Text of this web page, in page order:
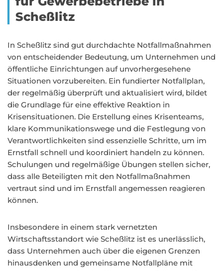
Scheßlitz
In Scheßlitz sind gut durchdachte Notfallmaßnahmen
von entscheidender Bedeutung, um Unternehmen und
öffentliche Einrichtungen auf unvorhergesehene
Situationen vorzubereiten. Ein fundierter Notfallplan,
der regelmäßig überprüft und aktualisiert wird, bildet
die Grundlage für eine effektive Reaktion in
Krisensituationen. Die Erstellung eines Krisenteams,
klare Kommunikationswege und die Festlegung von
Verantwortlichkeiten sind essenzielle Schritte, um im
Ernstfall schnell und koordiniert handeln zu können.
Schulungen und regelmäßige Übungen stellen sicher,
dass alle Beteiligten mit den Notfallmaßnahmen
vertraut sind und im Ernstfall angemessen reagieren
können.
Insbesondere in einem stark vernetzten
Wirtschaftsstandort wie Scheßlitz ist es unerlässlich,
dass Unternehmen auch über die eigenen Grenzen
hinausdenken und gemeinsame Notfallpläne mit